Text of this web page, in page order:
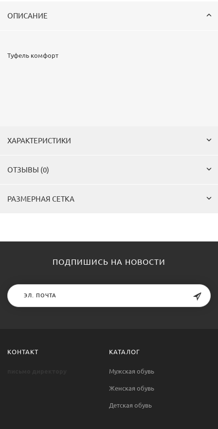
ОПИСАНИЕ
Туфель комфорт
ХАРАКТЕРИСТИКИ
ОТЗЫВЫ (0)
РАЗМЕРНАЯ СЕТКА
ПОДПИШИСЬ НА НОВОСТИ
КОНТАКТ КАТАЛОГ
Мужская обувь
Женская обувь
Детская обувь